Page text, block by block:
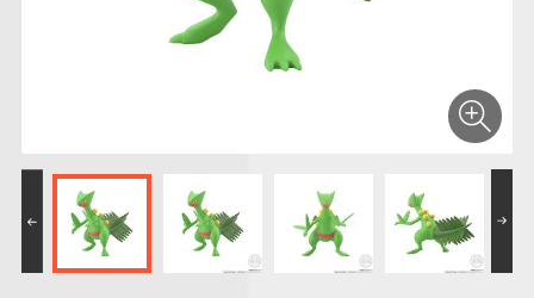
PROJECT R.E.D.・
スーパー戦隊シリー
ズ
ーズ
つりグミ